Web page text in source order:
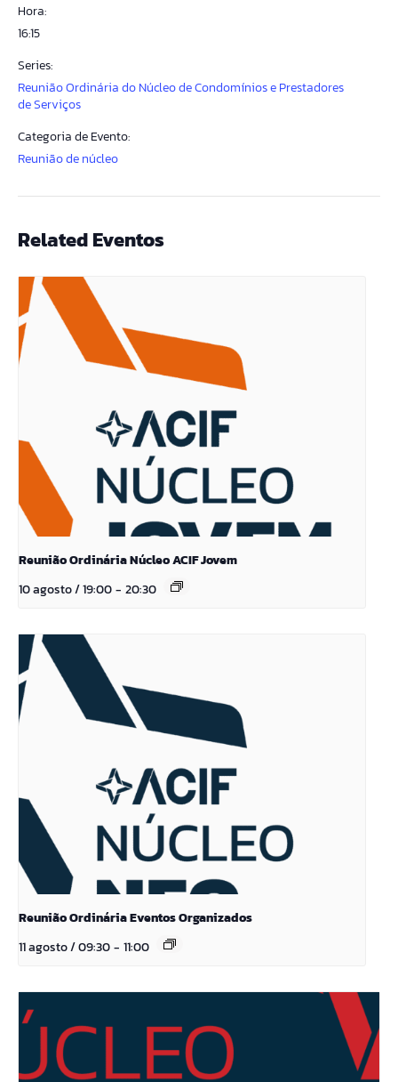
Hora:
16:15
Series:
Reunião Ordinária do Núcleo de Condomínios e Prestadores
de Serviços
Categoria de Evento:
Reunião de núcleo
Related Eventos
Reunião Ordinária Núcleo ACIF Jovem
10 agosto / 19:00- 20:30
Reunião Ordinária Eventos Organizados
11 agosto / 09:30- 11:00